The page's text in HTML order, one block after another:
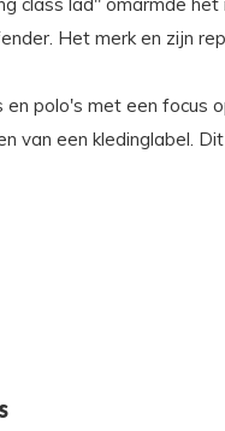
Het merk en zijn
polo's met een focus
van een kledinglabel.